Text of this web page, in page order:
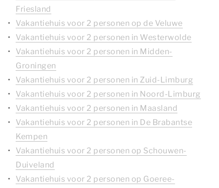
Friesland
Vakantiehuis voor 2 personen op de Veluwe
Vakantiehuis voor 2 personen in Westerwolde
Vakantiehuis voor 2 personen in Midden-
Groningen
Vakantiehuis voor 2 personen in Zuid-Limburg
Vakantiehuis voor 2 personen in Noord-Limburg
Vakantiehuis voor 2 personen in Maasland
Vakantiehuis voor 2 personen in De Brabantse
Kempen
Vakantiehuis voor 2 personen op Schouwen-
Duiveland
Vakantiehuis voor 2 personen op Goeree-